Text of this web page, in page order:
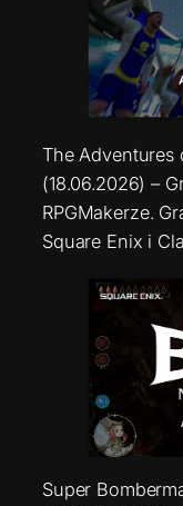
The Adventures
(18.06.2026) –
RPGMakerze.
Square Enix i
Super